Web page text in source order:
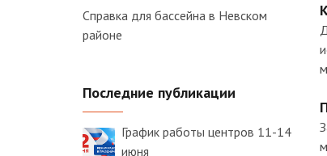
Справка для бассейна в Невском
районе
Последние публикации
График работы центров 11-14
июня